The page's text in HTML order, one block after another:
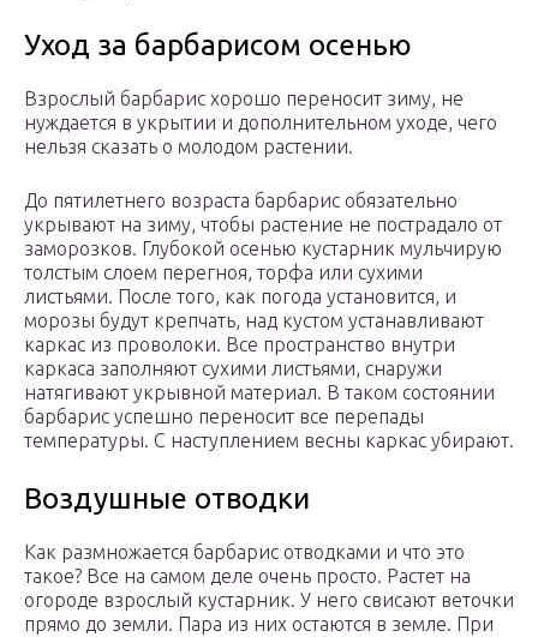
Уход за барбарисом осенью
Взрослый барбарис хорошо переносит зиму, не
нуждается в укрытии и дополнительном уходе, чего
нельзя сказать о молодом растении.
До пятилетнего возраста барбарис обязательно
укрывают на зиму, чтобы растение не пострадало от
заморозков. Глубокой осенью кустарник мульчирую
толстым слоем перегноя, торфа или сухими
листьями. После того, как погода установится, и
морозы будут крепчать, над кустом устанавливают
каркас из проволоки. Все пространство внутри
каркаса заполняют сухими листьями, снаружи
натягивают укрывной материал. В таком состоянии
барбарис успешно переносит все перепады
температуры. С наступлением весны каркас убирают.
Воздушные отводки
Как размножается барбарис отводками и что это
такое? Все на самом деле очень просто. Растет на
огороде взрослый кустарник. У него свисают веточки
прямо до земли. Пара из них остаются в земле. При